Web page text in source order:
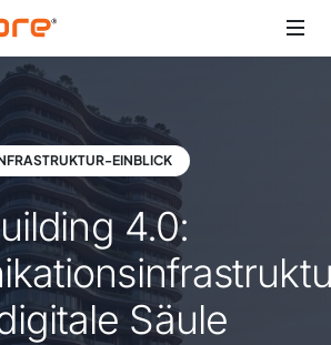
EINBLICK
4.0:
Säule